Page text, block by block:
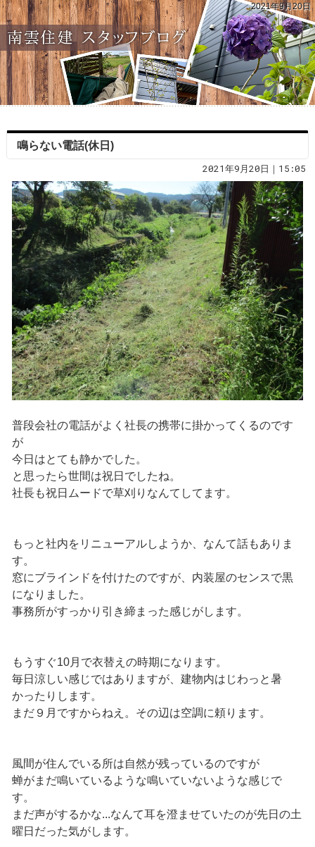
2021年9月20日
鳴らない電話(休日)
2021年9月20日｜15:05
普段会社の電話がよく社長の携帯に掛かってくるのです
が
今日はとても静かでした。
と思ったら世間は祝日でしたね。
社長も祝日ムードで草刈りなんてしてます。
もっと社内をリニューアルしようか、なんて話もありま
す。
窓にブラインドを付けたのですが、内装屋のセンスで黒
になりました。
事務所がすっかり引き締まった感じがします。
もうすぐ10月で衣替えの時期になります。
毎日涼しい感じではありますが、建物内はじわっと暑
かったりします。
まだ９月ですからねえ。その辺は空調に頼ります。
風間が住んでいる所は自然が残っているのですが
蝉がまだ鳴いているような鳴いていないような感じで
す。
まだ声がするかな...なんて耳を澄ませていたのが先日の土
曜日だった気がします。